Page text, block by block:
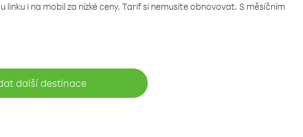
i na mobil za nízké ceny. Tarif si nemusíte obnovovat. S měsíčním
další destinace